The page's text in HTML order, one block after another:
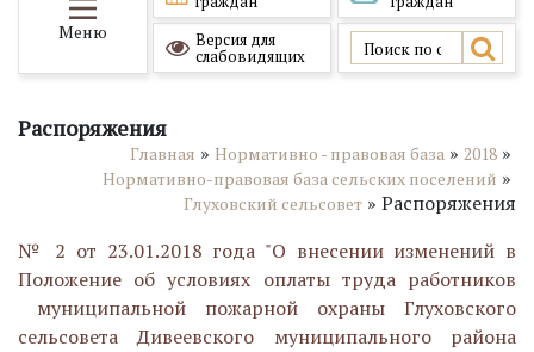
Меню
Версия для
слабовидящих
Распоряжения
Главная » Нормативно - правовая база » 2018 »
Нормативно-правовая база сельских поселений »
Глуховский сельсовет » Распоряжения
№ 2 от 23.01.2018 года "О внесении изменений в
Положение об условиях оплаты труда работников
муниципальной пожарной охраны Глуховского
сельсовета Дивеевского муниципального района